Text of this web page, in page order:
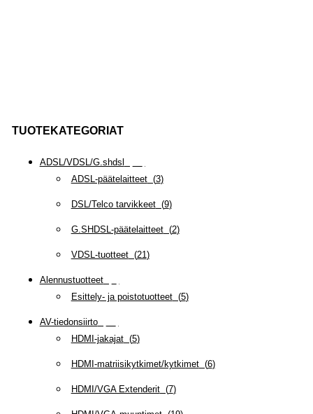
TUOTEKATEGORIAT
ADSL/VDSL/G.shdsl
ADSL-päätelaitteet(3)
DSL/Telco tarvikkeet(9)
G.SHDSL-päätelaitteet(2)
VDSL-tuotteet(21)
Alennustuotteet(
Esittely- ja poistotuotteet(5)
AV-tiedonsiirto(
HDMI-jakajat(5)
HDMI-matriisikytkimet/kytkimet(6)
HDMI/VGA Extenderit(7)